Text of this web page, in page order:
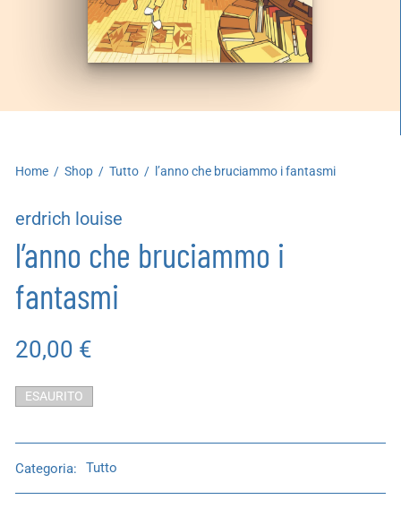
Home / Shop / Tutto / l’anno che bruciammo i fantasmi
erdrich louise
l’anno che bruciammo i
fantasmi
20,00 €
ESAURITO
Categoria: Tutto